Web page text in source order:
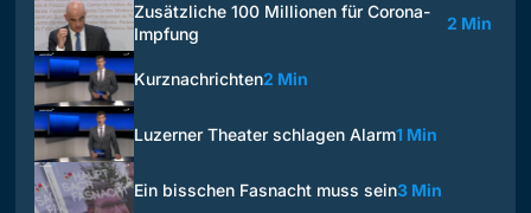
Zusätzliche 100 Millionen für Corona-
Impfung
2 Min
Kurznachrichten2 Min
Luzerner Theater schlagen Alarm1 Min
Ein bisschen Fasnacht muss sein3 Min